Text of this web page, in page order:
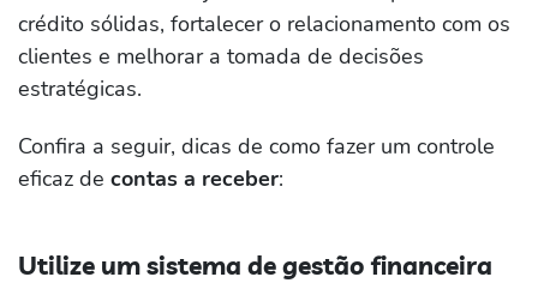
crédito sólidas, fortalecer o relacionamento com os
clientes e melhorar a tomada de decisões
estratégicas.
Confira a seguir, dicas de como fazer um controle
eficaz de contas a receber:
Utilize um sistema de gestão financeira